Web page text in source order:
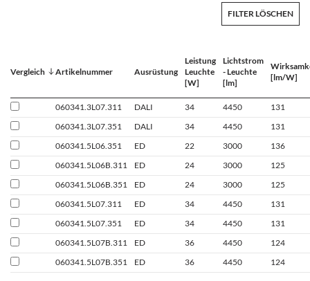
FILTER LÖSCHEN
Vergleich Artikelnummer Ausrüstung
Leistung
Leuchte
[W]
Lichtstrom
- Leuchte
[lm]
[lm/W]
060341.3L07.311 DALI 34 4450
131
060341.3L07.351
DALI 34 4450
131
060341.5L06.351
ED 22 3000
136
060341.5L06B.311
ED 24 3000
125
060341.5L06B.351
ED 24 3000
125
060341.5L07.311
ED 34 4450
131
060341.5L07.351
ED 34 4450
131
060341.5L07B.311
ED 36 4450
124
060341.5L07B.351
ED 36 4450 124